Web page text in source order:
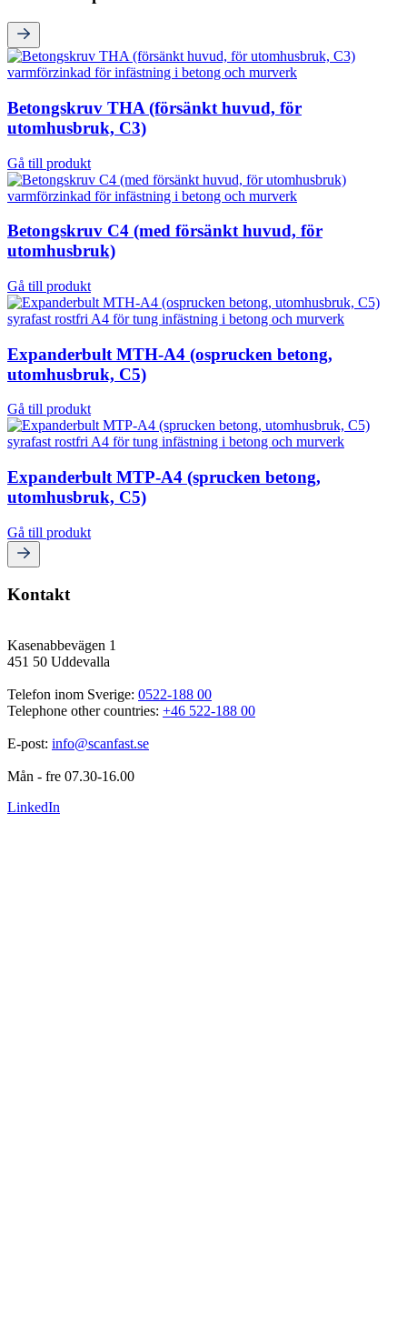
Betongskruv THA (försänkt huvud, för
utomhusbruk, C3)
Gå till produkt
Betongskruv C4 (med försänkt huvud, för
utomhusbruk)
Gå till produkt
Expanderbult MTH-A4 (osprucken betong,
utomhusbruk, C5)
Gå till produkt
Expanderbult MTP-A4 (sprucken betong,
utomhusbruk, C5)
Gå till produkt
Kontakt
Kasenabbevägen 1
451 50 Uddevalla
Telefon inom Sverige: 0522-188 00
Telephone other countries: +46 522-188 00
E-post: info@scanfast.se
Mån - fre 07.30-16.00
LinkedIn